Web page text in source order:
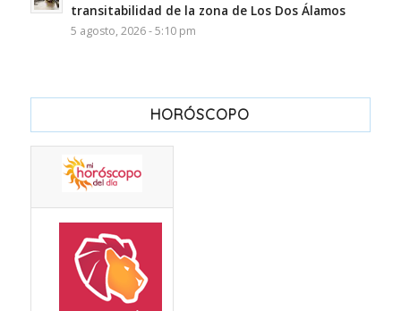
transitabilidad de la zona de Los Dos Álamos
5 agosto, 2026 - 5:10 pm
HORÓSCOPO